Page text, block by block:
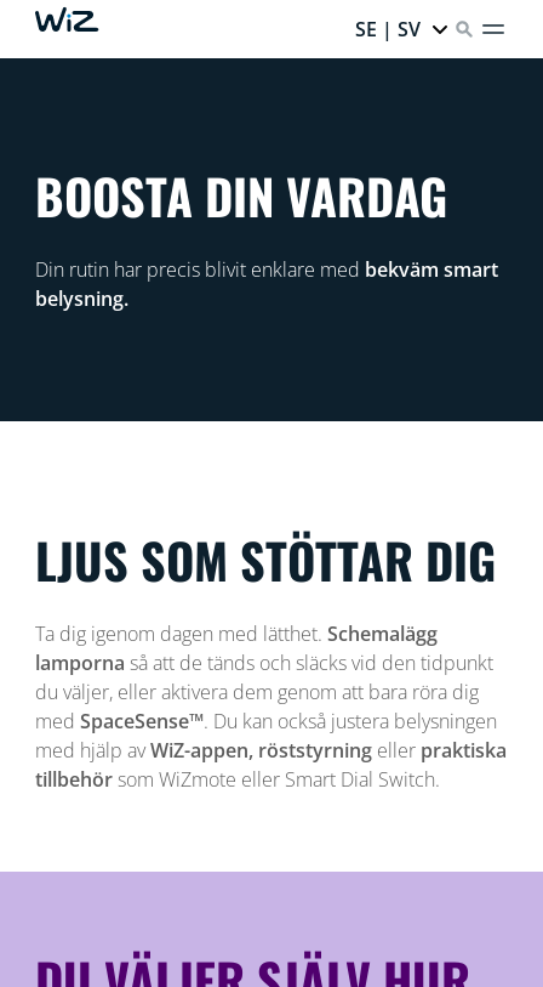
SE | SV
BOOSTA DIN VARDAG
Din rutin har precis blivit enklare med bekväm smart
belysning.
LJUS SOM STÖTTAR DIG
Ta dig igenom dagen med lätthet. Schemalägg
lamporna så att de tänds och släcks vid den tidpunkt
du väljer, eller aktivera dem genom att bara röra dig
med SpaceSense™. Du kan också justera belysningen
med hjälp avWiZ-appen, röststyrningeller praktiska
tillbehörsom WiZmote eller Smart Dial Switch.